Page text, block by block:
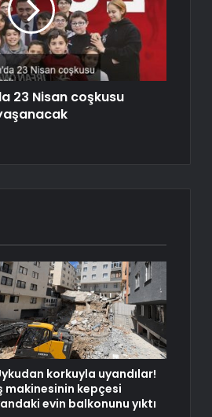
23 Nisan coşkusu
korkuyla uyandılar!
makinesinin kepçesi
evin balkonunu yıktı